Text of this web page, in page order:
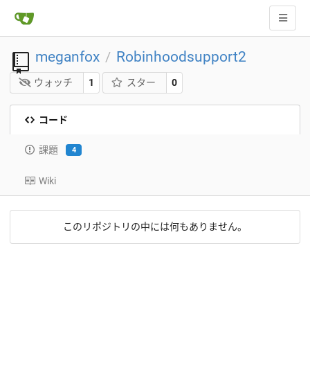
meganfox / Robinhoodsupport2
ウォッチ 1 スター 0
コード
課題 4
Wiki
このリポジトリの中には何もありません。